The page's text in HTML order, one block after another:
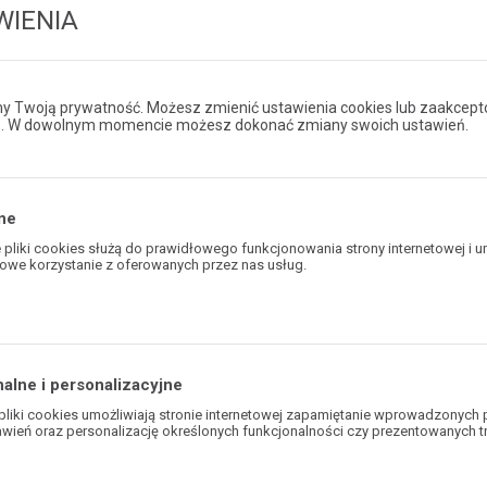
Twoją prywatność. Możesz zmienić ustawienia cookies lub
W dowolnym momencie możesz dokonać zmiany swoich ustawień.
pliki cookies służą do prawidłowego funkcjonowania strony internetowej i
korzystanie z oferowanych przez nas usług.
preferencji prywatności, logowania czy wypełniania formularzy. Dzięki
i personalizacyjne
cookies umożliwiają stronie internetowej zapamiętanie wprowadzonych
oraz personalizację określonych funkcjonalności czy prezentowanych
poprzez dopasowanie jej do Twoich indywidualnych preferencji.
edycja przyciągnęła rekordową liczbę 540 biegaczy i
Sebastian stał się pierwszym zawodnikiem, który pokonał ten
jest zaliczany do cyklu biegów Grand Prix Wielkoposki w
COFNIJ
PÓŁMARATOŃCZYK W